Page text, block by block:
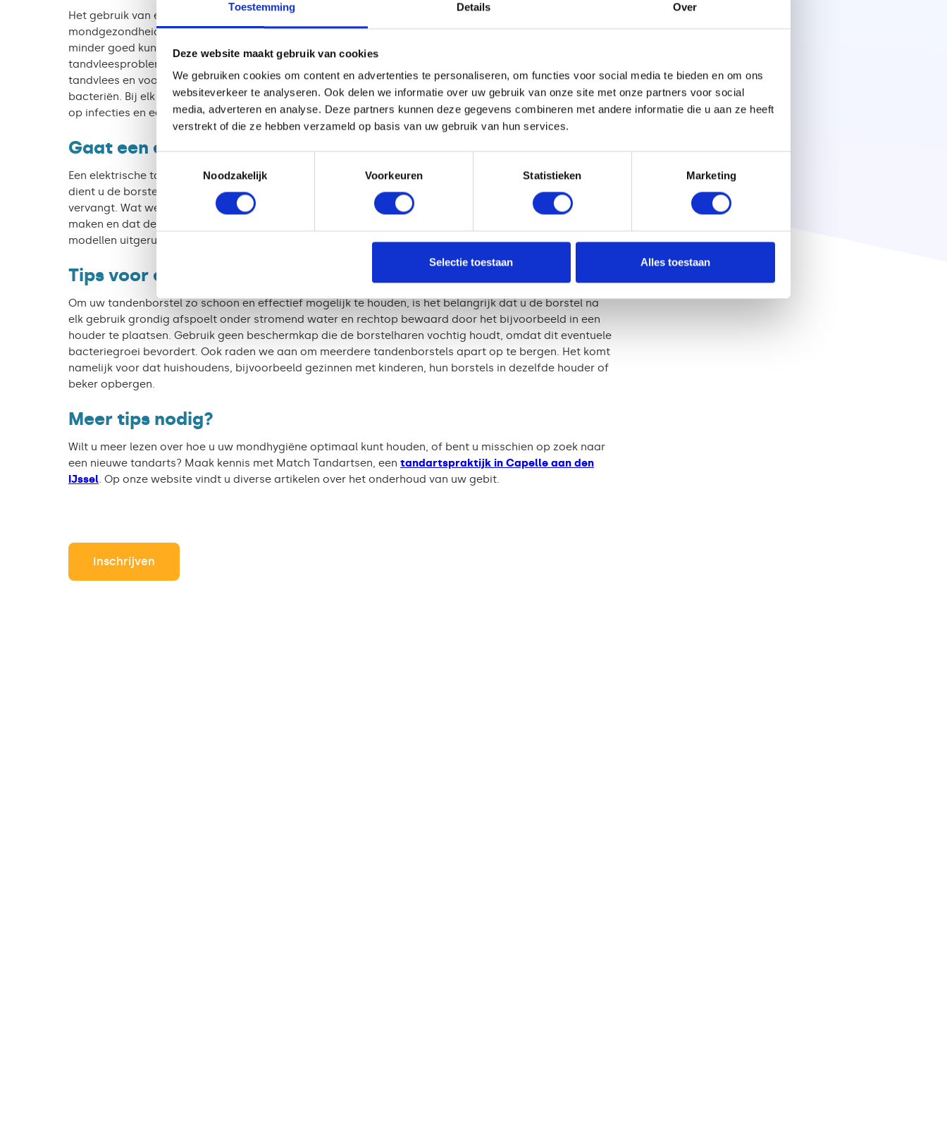
Toestemming Details Over
Deze website maakt gebruik van cookies
We gebruiken cookies om content en advertenties te personaliseren, om functies voor social media te bieden en om ons
websiteverkeer te analyseren. Ook delen we informatie over uw gebruik van onze site met onze partners voor social
media, adverteren en analyse. Deze partners kunnen deze gegevens combineren met andere informatie die u aan ze heeft
verstrekt of die ze hebben verzameld op basis van uw gebruik van hun services.
Noodzakelijk
Voorkeuren Statistieken Marketing
Selectie toestaan Alles toestaan
Het gebruik van een oude of versleten tandenborstel heeft een aantal nadelige effecten op uw
mondgezondheid. Ten eerste is er sprake van een minder effectieve reiniging. Wanneer u tandplak
minder goed kunt verwijderen, blijft dit op uw gebit zitten en kan dit leiden tot tandbederf en
tandvleesproblemen. Zijn de borstelharen beschadigd? Dan kan dit tevens irriterend zijn voor uw
tandvlees en voor bloedingen zorgen. Tot slot is een oude tandenborstel een broedplaats voor
bacteriën. Bij elk gebruik van de borstel verspreidt u deze bacteriën in uw mond. Dit vergroot de kans
op infecties en een slechte adem.
Gaat een elektrische tandenborstel langer mee?
Een elektrische tandenborstel zelf gaat jaren mee, maar net als bij een gewone handtandenborstel
dient u de borstelkop regelmatig te vervangen. Ook hier geldt dat u de borstel elke 3 maanden
vervangt. Wat wel goed is om te weten, is dat elektrische tandenborstels constant dezelfde beweging
maken en dat de poetstechniek minder afhankelijk is van uw handbewegingen. Ook zijn sommige
modellen uitgerust met een ingebouwde timer of drukcontrole om beter te poetsen.
Tips voor een hygiënische tandenborstel
Om uw tandenborstel zo schoon en effectief mogelijk te houden, is het belangrijk dat u de borstel na
elk gebruik grondig afspoelt onder stromend water en rechtop bewaard door het bijvoorbeeld in een
houder te plaatsen. Gebruik geen beschermkap die de borstelharen vochtig houdt, omdat dit eventuele
bacteriegroei bevordert. Ook raden we aan om meerdere tandenborstels apart op te bergen. Het komt
namelijk voor dat huishoudens, bijvoorbeeld gezinnen met kinderen, hun borstels in dezelfde houder of
beker opbergen.
Meer tips nodig?
Wilt u meer lezen over hoe u uw mondhygiëne optimaal kunt houden, of bent u misschien op zoek naar
een nieuwe tandarts? Maak kennis met Match Tandartsen, een tandartspraktijk in Capelle aan den
IJssel. Op onze website vindt u diverse artikelen over het onderhoud van uw gebit.
Inschrijven